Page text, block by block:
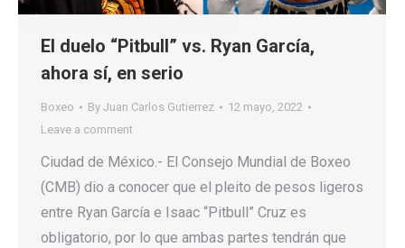
El duelo “Pitbull” vs. Ryan García,
ahora sí, en serio
Boxeo By Juan Carlos Gutierrez
12 mayo, 2022
Leave a comment
Ciudad de México.- El Consejo Mundial de Boxeo
(CMB) dio a conocer que el pleito de pesos ligeros
entre Ryan García e Isaac “Pitbull” Cruz es
obligatorio, por lo que ambas partes tendrán que